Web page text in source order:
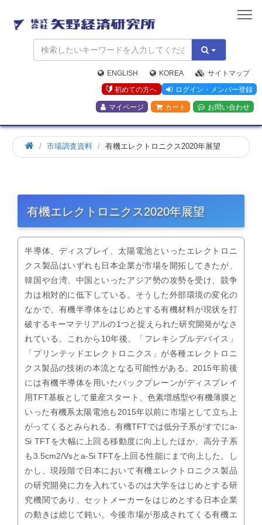
矢
野
経
済
研
究
所
ENGLISH KOREA
サイトマップ
初めての方へ
ログイン・メンバー登録
マイページ カート お問い合わせ
市場調査資料 有機エレクトロニクス2020年展望
有機エレクトロニクス2020年展望
半導体、ディスプレイ、太陽電池といったエレクトロニ
クス製品はいずれも日本企業が市場を開拓してきたが、
韓国や台湾、中国といったアジア勢の攻勢を受け、競争
力は相対的に低下している。そうした外部環境の変化の
なかで、有機半導体をはじめとする有機材料が現状を打
破するキーマテリアルの1つと捉えられた研究開発がなさ
れている。これから10年後、「フレキシブルデバイス」
「プリンテッドエレクトロニクス」が各種エレクトロニ
クス製品の技術の本流となる可能性がある。2015年前後
には有機半導体を用いたバックプレーンがディスプレイ
用TFT基板として量産スタート、色素増感型や有機薄膜と
いった有機系太陽電池も2015年以前に市場として立ち上
がってくるとみられる。有機TFTでは低分子系がすでにa-
Si TFTを大幅に上回る移動度に向上したほか、高分子系
も3.5cm2/Vsとa-Si TFTを上回る性能にまで向上した。し
かし、現段階で日本において有機エレクトロニクス製品
の研究開発に力を入れているのは大学をはじめとする研
究機関であり、セットメーカーをはじめとする日本企業
の動きは総じて鈍い。今後市場が形成されてくる有機エ